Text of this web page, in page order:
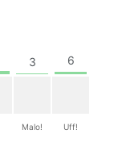
3
Malo!
6
Uff!